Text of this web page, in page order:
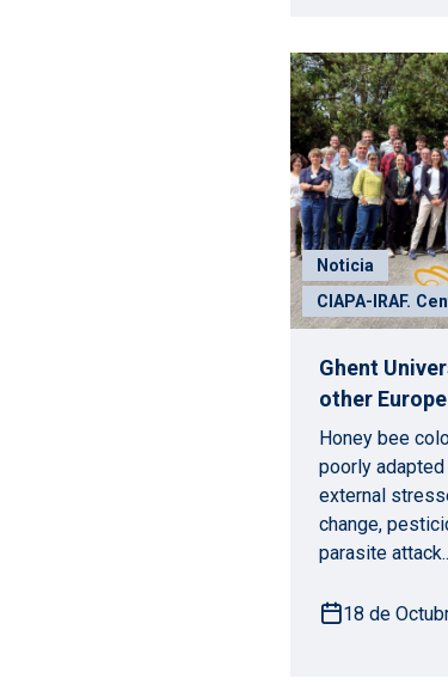
Noticia
CIAPA-IRAF.
Investigación
Agroambiental
Ghent
other
Honey bee
poorly
external
change,
parasite
18 de